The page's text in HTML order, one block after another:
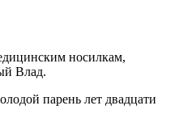
носилкам,
Влад.
парень лет двадцати